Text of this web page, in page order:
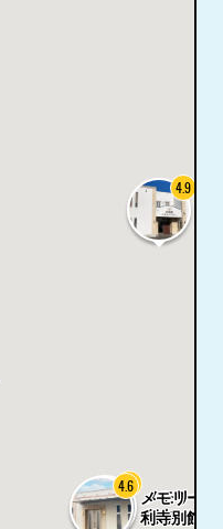
4.9
メモリー
利寺（シ
4.4
メモリーハ
利寺別館（
4.6